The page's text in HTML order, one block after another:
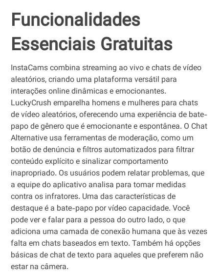
Funcionalidades
Essenciais Gratuitas
InstaCams combina streaming ao vivo e chats de vídeo
aleatórios, criando uma plataforma versátil para
interações online dinâmicas e emocionantes.
LuckyCrush emparelha homens e mulheres para chats
de vídeo aleatórios, oferecendo uma experiência de bate-
papo de gênero que é emocionante e espontânea. O Chat
Alternative usa ferramentas de moderação, como um
botão de denúncia e filtros automatizados para filtrar
conteúdo explícito e sinalizar comportamento
inapropriado. Os usuários podem relatar problemas, que
a equipe do aplicativo analisa para tomar medidas
contra os infratores. Uma das características de
destaque é a bate-papo por vídeo capacidade. Você
pode ver e falar para a pessoa do outro lado, o que
adiciona uma camada de conexão humana que às vezes
falta em chats baseados em texto. Também há opções
básicas de chat de texto para aqueles que preferem não
estar na câmera.